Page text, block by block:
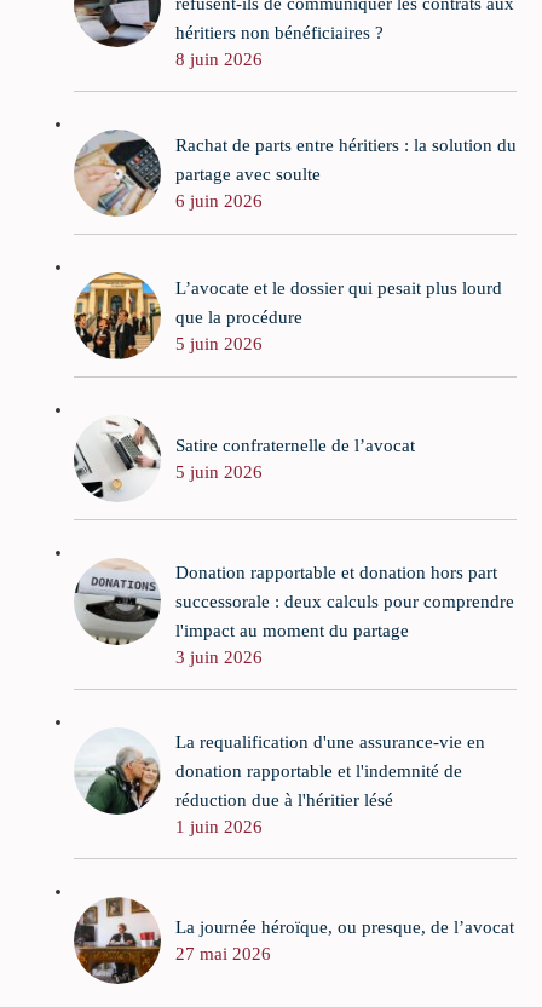
héritiers non bénéficiaires ?
8 juin 2026
Rachat de parts entre héritiers : la solution du
partage avec soulte
6 juin 2026
L’avocate et le dossier qui pesait plus lourd
que la procédure
5 juin 2026
Satire confraternelle de l’avocat
5 juin 2026
Donation rapportable et donation hors part
successorale : deux calculs pour comprendre
l'impact au moment du partage
3 juin 2026
La requalification d'une assurance-vie en
donation rapportable et l'indemnité de
réduction due à l'héritier lésé
1 juin 2026
La journée héroïque, ou presque, de l’avocat
27 mai 2026